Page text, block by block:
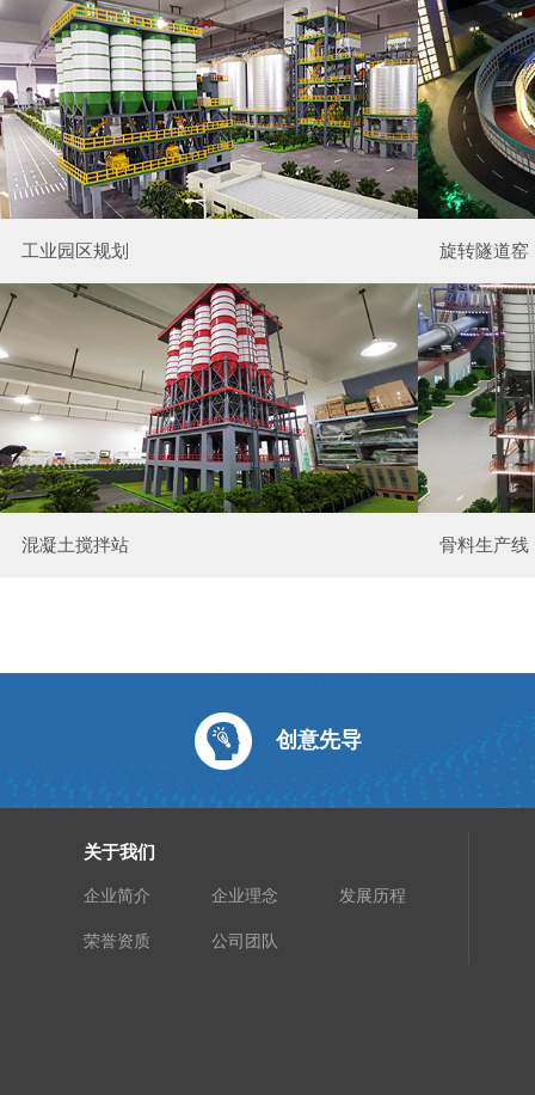
工业园区规划 旋转隧道窑
混凝土搅拌站 骨料生产线
创意先导
关于我们
企业简介 企业理念 发展历程
荣誉资质 公司团队